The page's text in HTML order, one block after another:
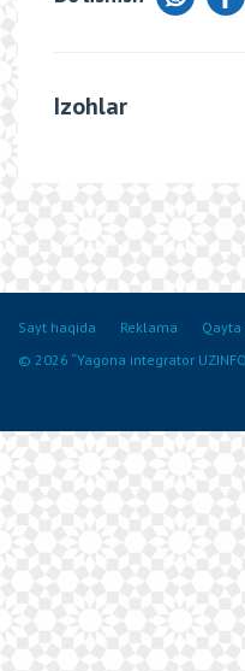
Izohlar
Sayt haqida Reklama
© 2026 “Yagona integrator